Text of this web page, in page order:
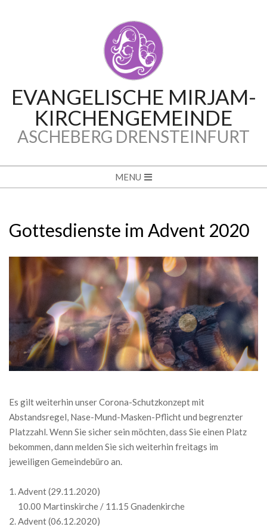
EVANGELISCHE MIRJAM-
KIRCHENGEMEINDE
ASCHEBERG DRENSTEINFURT
Navigation
MENU
Gottesdienste im Advent 2020
Es gilt weiterhin unser Corona-Schutzkonzept mit
Abstandsregel, Nase-Mund-Masken-Pflicht und begrenzter
Platzzahl. Wenn Sie sicher sein möchten, dass Sie einen Platz
bekommen, dann melden Sie sich weiterhin freitags im
jeweiligen Gemeindebüro an.
Advent (29.11.2020)
10.00 Martinskirche / 11.15 Gnadenkirche
Advent (06.12.2020)